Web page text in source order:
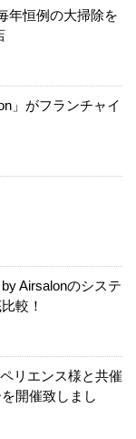
年恒例の大掃除を
」がフランチャイ
Airsalonのシステ
較！
リエンス様と共催
開催致しまし